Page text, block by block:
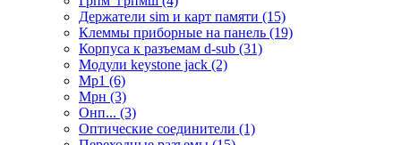
Держатели sim и карт памяти (15)
Клеммы приборные на панель (19)
Корпуса к разъемам d-sub (31)
Модули keystone jack (2)
Мр1 (6)
Мрн (3)
Онп... (3)
Оптические соединители (1)